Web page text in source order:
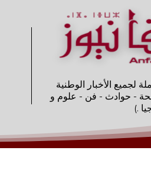
لجميع الأخبار الوطنية
- حوادث - فن - علوم و
.)